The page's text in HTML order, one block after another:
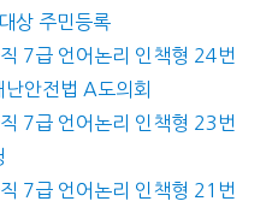
상 주민등록
7급 언어논리 인책형 24번
안전법 A도의회
7급 언어논리 인책형 23번
7급 언어논리 인책형 21번